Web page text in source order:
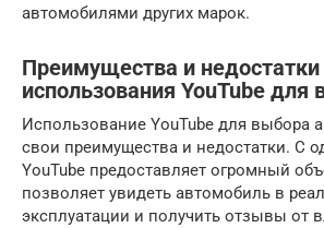
автомобилями других марок.
Преимущества и недостатки
использования YouTube для
Использование YouTube для выбора
свои преимущества и недостатки. С
YouTube предоставляет огромный
позволяет увидеть автомобиль в
эксплуатации и получить отзывы от